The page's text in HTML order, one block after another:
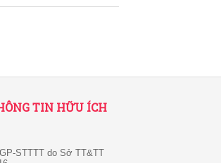
TIN HỮU ÍCH
STTTT do Sở TT&TT